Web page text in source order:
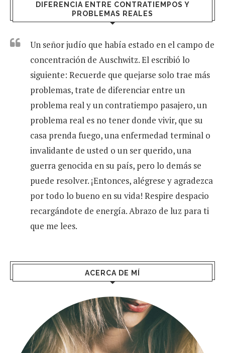
DIFERENCIA ENTRE CONTRATIEMPOS Y
PROBLEMAS REALES
Un señor judío que había estado en el campo de
concentración de Auschwitz. El escribió lo
siguiente: Recuerde que quejarse solo trae más
problemas, trate de diferenciar entre un
problema real y un contratiempo pasajero, un
problema real es no tener donde vivir, que su
casa prenda fuego, una enfermedad terminal o
invalidante de usted o un ser querido, una
guerra genocida en su país, pero lo demás se
puede resolver. ¡Entonces, alégrese y agradezca
por todo lo bueno en su vida! Respire despacio
recargándote de energía. Abrazo de luz para ti
que me lees.
ACERCA DE MÍ